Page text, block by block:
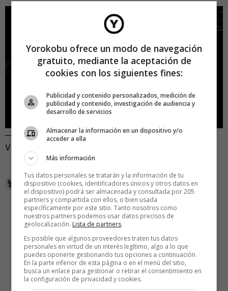
—
Visto en
Yorokobu ofrece un modo de navegación
gratuito, mediante la aceptación de
cookies con los siguientes fines:
Publicidad y contenido personalizados, medición de
publicidad y contenido, investigación de audiencia y
desarrollo de servicios
Almacenar la información en un dispositivo y/o
acceder a ella
Más información
Tus datos personales se tratarán y la información de tu
dispositivo (cookies, identificadores únicos y otros datos en
el dispositivo) podrá ser almacenada y consultada por 205
partners y compartida con ellos, o bien usada
específicamente por este sitio. Tanto nosotros como
nuestros partners podemos usar datos precisos de
geolocalización. Lista de partners.
Es posible que algunos proveedores traten tus datos
personales en virtud de un interés legítimo, algo a lo que
puedes oponerte gestionando tus opciones a continuación.
En la parte inferior de esta página o en el menú del sitio,
busca un enlace para gestionar o retirar el consentimiento en
la configuración de privacidad y cookies.